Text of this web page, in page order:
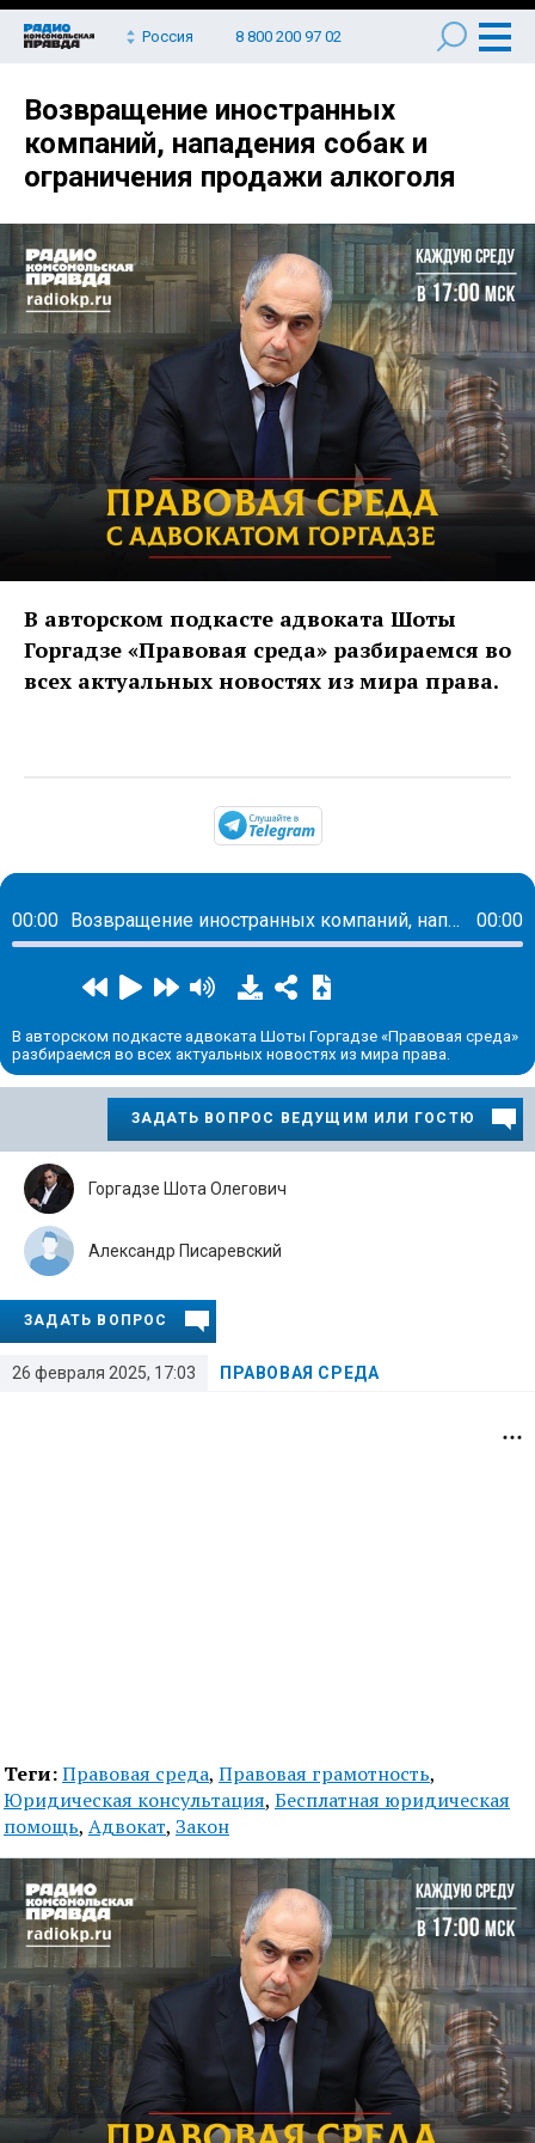
Россия 8 800 200 97 02
Возвращение иностранных
компаний, нападения собак и
ограничения продажи алкоголя
В авторском подкасте адвоката Шоты
Горгадзе «Правовая среда» разбираемся во
всех актуальных новостях из мира права.
00:00 Возвращение иностранных компаний, нападения собак и ограничения продажи алкоголя 00:00
В авторском подкасте адвоката Шоты Горгадзе «Правовая среда»
разбираемся во всех актуальных новостях из мира права.
ЗАДАТЬ ВОПРОС ВЕДУЩИМ ИЛИ ГОСТЮ
26 февраля 2025, 17:03 ПРАВОВАЯ СРЕДА
Горгадзе Шота Олегович
Александр Писаревский
ЗАДАТЬ ВОПРОС
Теги:Правовая среда, Правовая грамотность,
Юридическая консультация, Бесплатная юридическая
помощь, Адвокат, Закон